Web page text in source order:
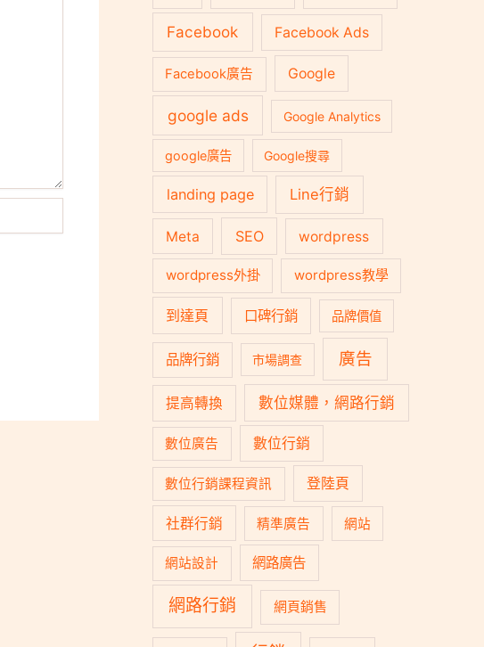
Facebook Facebook Ads
Facebook廣告 Google
google ads Google Analytics
google廣告 Google搜尋
landing page Line行銷
Meta SEO wordpress
wordpress外掛 wordpress教學
到達頁 口碑行銷 品牌價值
品牌行銷 市場調查 廣告
提高轉換 數位媒體，網路行銷
數位廣告 數位行銷
數位行銷課程資訊 登陸頁
社群行銷 精準廣告 網站
網站設計 網路廣告
網路行銷 網頁銷售